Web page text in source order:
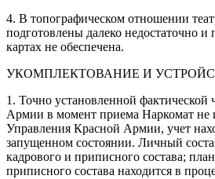
4. В топографическом отношении
подготовлены далеко не­достаточно и
картах не обеспечена.
УКОМПЛЕКТОВАНИЕ И
1. Точно установленной фактической
Армии в момент приема Наркомат не
Управления Красной Армии, учет
запущенном состоянии. Личный
кадрового и приписного состава;
приписного состава находится в